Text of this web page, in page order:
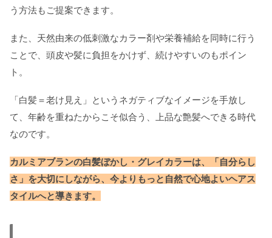
う方法もご提案できます。
また、天然由来の低刺激なカラー剤や栄養補給を同時に行う
ことで、頭皮や髪に負担をかけず、続けやすいのもポイン
ト。
「白髪＝老け見え」というネガティブなイメージを手放し
て、年齢を重ねたからこそ似合う、上品な艶髪へできる時代
なのです。
カルミアブランの白髪ぼかし・グレイカラーは、「自分らし
さ」を大切にしながら、今よりもっと自然で心地よいヘアス
タイルへと導きます。